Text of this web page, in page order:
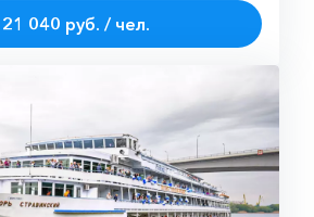
040 руб. / чел.